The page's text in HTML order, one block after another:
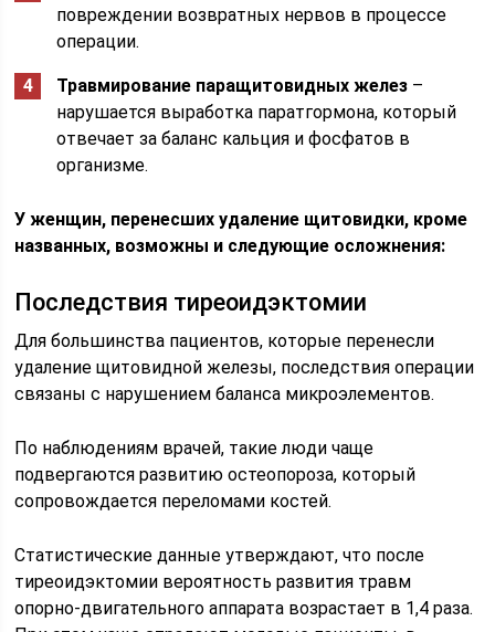
повреждении возвратных нервов в процессе
операции.
Травмирование паращитовидных желез –
нарушается выработка паратгормона, который
отвечает за баланс кальция и фосфатов в
организме.
У женщин, перенесших удаление щитовидки, кроме
названных, возможны и следующие осложнения:
Последствия тиреоидэктомии
Для большинства пациентов, которые перенесли
удаление щитовидной железы, последствия операции
связаны с нарушением баланса микроэлементов.
По наблюдениям врачей, такие люди чаще
подвергаются развитию остеопороза, который
сопровождается переломами костей.
Статистические данные утверждают, что после
тиреоидэктомии вероятность развития травм
опорно-двигательного аппарата возрастает в 1,4 раза.